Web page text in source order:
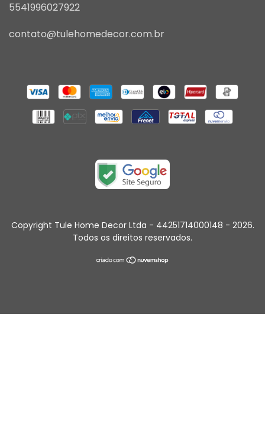
5541996027922
contato@tulehomedecor.com.br
Copyright Tule Home Decor Ltda - 44251714000148 - 2026.
Todos os direitos reservados.